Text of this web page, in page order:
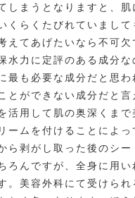
しまうとなりますと、肌
くらくたびれていまして
えてあげたいなら不可欠
水力に定評のある成分な
最も必要な成分だと思わ
とができない成分だと言
活用して肌の奥深くまで
ームを付けることによっ
ら剥がし取った後のシー
ろんですが、全身に用い
。美容外科にて受けられ